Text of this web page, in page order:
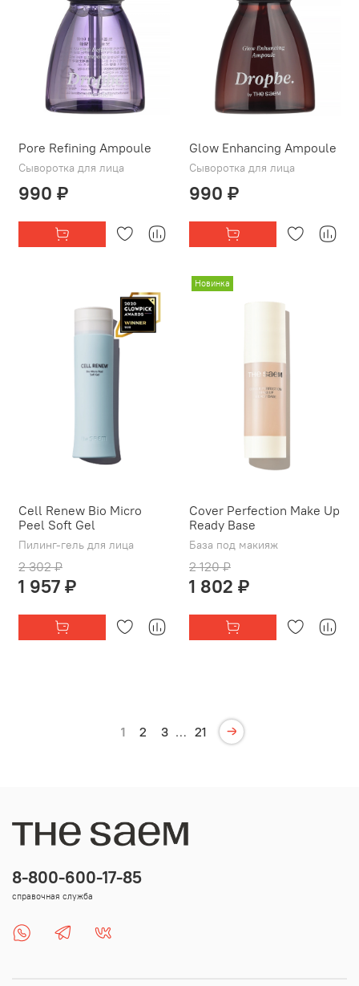
Pore Refining Ampoule
Сыворотка для лица
990 ₽
Glow Enhancing Ampoule
Сыворотка для лица
990 ₽
Cell Renew Bio Micro
Peel Soft Gel
Пилинг-гель для лица
2 302 ₽
1 957 ₽
Новинка
Cover Perfection Make Up
Ready Base
База под макияж
2 120 ₽
1 802 ₽
1 2 3 … 21
8-800-600-17-85
справочная служба